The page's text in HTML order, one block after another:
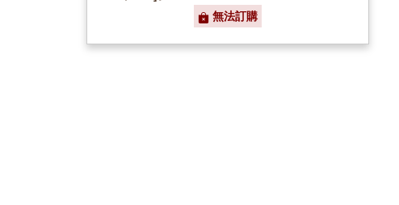
無法訂購